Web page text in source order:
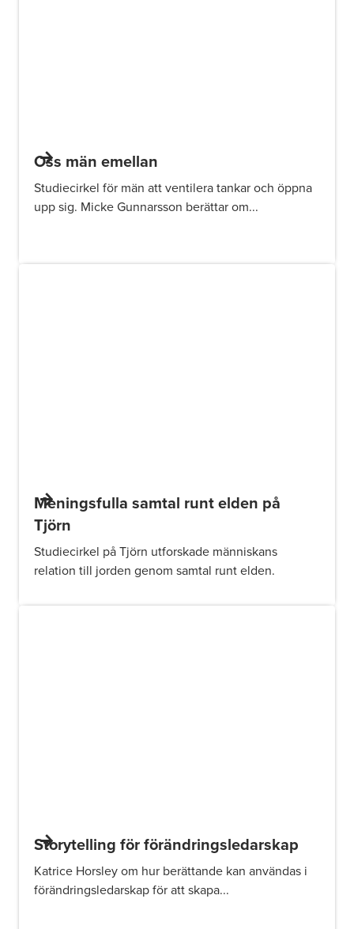
Oss män emellan
Studiecirkel för män att ventilera tankar och öppna
upp sig. Micke Gunnarsson berättar om...
Meningsfulla samtal runt elden på
Tjörn
Studiecirkel på Tjörn utforskade människans
relation till jorden genom samtal runt elden.
Storytelling för förändringsledarskap
Katrice Horsley om hur berättande kan användas i
förändringsledarskap för att skapa...